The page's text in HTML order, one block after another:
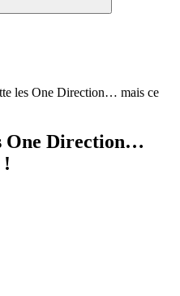
les One Direction… mais ce
One Direction…
!